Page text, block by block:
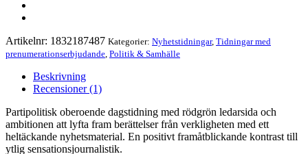
Artikelnr: 1832187487 Kategorier: Nyhetstidningar, Tidningar med
prenumerationserbjudande Politik & Samhälle
Beskrivning
Recensioner (1)
Partipolitisk oberoende dagstidning med rödgrön ledarsida och
ambitionen att lyfta fram berättelser från verkligheten med ett
heltäckande nyhetsmaterial. En positivt framåtblickande kontrast till
ytlig sensationsjournalistik.